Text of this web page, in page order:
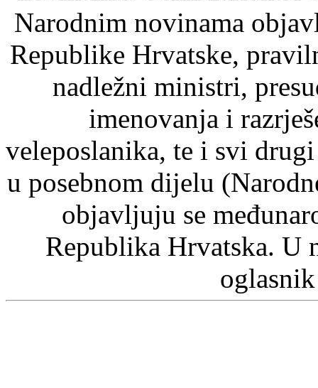
Narodnim novinama
Republike Hrvatske,
nadležni ministri,
imenovanja i
veleposlanika, te i svi
u posebnom dijelu
objavljuju se
Republika Hrvatska. U